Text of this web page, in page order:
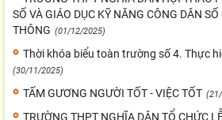
SỐ VÀ GIÁO DỤC KỸ NĂNG CÔNG DÂN
THÔNG (01/12/2025)
Thời khóa biểu toàn trường số 4. Thực
(30/11/2025)
TẤM GƯƠNG NGƯỜI TỐT - VIỆC TỐT
TRƯỜNG THPT NGHĨA DÂN TỔ CHỨC